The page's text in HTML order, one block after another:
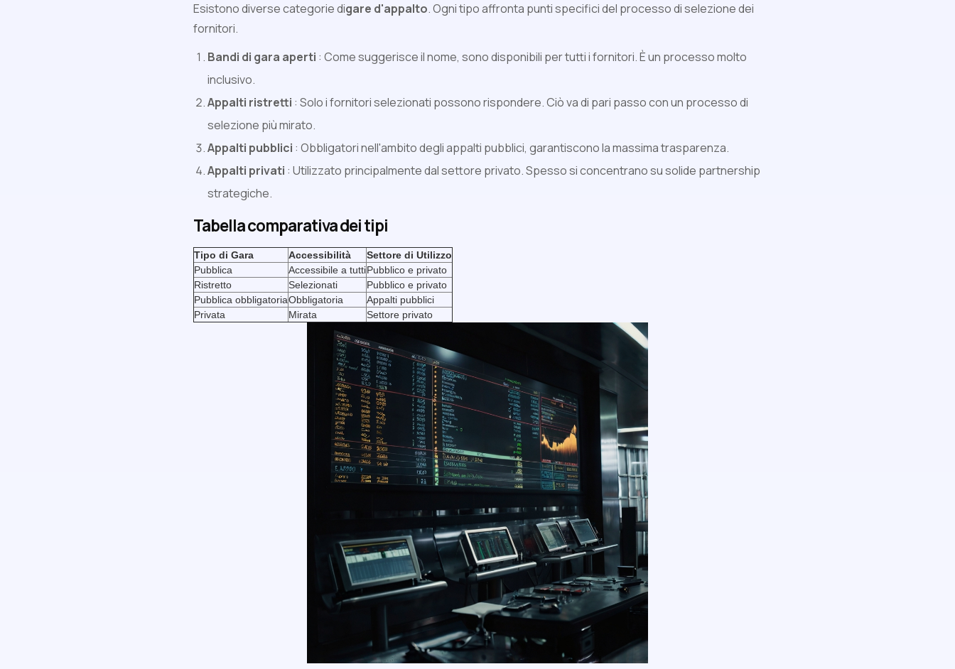
Esistono diverse categorie digare d'appalto. Ogni tipo affronta punti specifici del processo di selezione dei
fornitori.
Bandi di gara aperti : Come suggerisce il nome, sono disponibili per tutti i fornitori. È un processo molto
inclusivo.
Appalti ristretti : Solo i fornitori selezionati possono rispondere. Ciò va di pari passo con un processo di
selezione più mirato.
Appalti pubblici : Obbligatori nell'ambito degli appalti pubblici, garantiscono la massima trasparenza.
Appalti privati : Utilizzato principalmente dal settore privato. Spesso si concentrano su solide partnership
strategiche.
Tabella comparativa dei tipi
Tipo di Gara Accessibilità
Settore di Utilizzo
Pubblica
Accessibile a tuttiPubblico e privato
Ristretto
Selezionati
Pubblico e privato
Pubblica obbligatoriaObbligatoria
Appalti pubblici
Privata
Mirata Settore privato